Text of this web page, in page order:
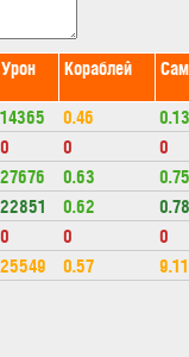
Урон Кораблей
14365 0.46
0.13
0 0
0
27676 0.63
0.75
22851 0.62
0.78
0 0
0
25549 0.57
9.11